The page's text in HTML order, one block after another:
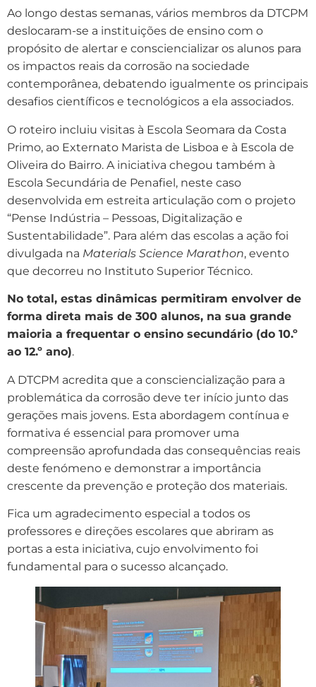
Ao longo destas semanas, vários membros da DTCPM
deslocaram-se a instituições de ensino com o
propósito de alertar e consciencializar os alunos para
os impactos reais da corrosão na sociedade
contemporânea, debatendo igualmente os principais
desafios científicos e tecnológicos a ela associados.
O roteiro incluiu visitas à Escola Seomara da Costa
Primo, ao Externato Marista de Lisboa e à Escola de
Oliveira do Bairro. A iniciativa chegou também à
Escola Secundária de Penafiel, neste caso
desenvolvida em estreita articulação com o projeto
“Pense Indústria – Pessoas, Digitalização e
Sustentabilidade”. Para além das escolas a ação foi
divulgada na Materials Science Marathon, evento
que decorreu no Instituto Superior Técnico.
No total, estas dinâmicas permitiram envolver de
forma direta mais de 300 alunos, na sua grande
maioria a frequentar o ensino secundário (do 10.º
ao 12.º ano).
A DTCPM acredita que a consciencialização para a
problemática da corrosão deve ter início junto das
gerações mais jovens. Esta abordagem contínua e
formativa é essencial para promover uma
compreensão aprofundada das consequências reais
deste fenómeno e demonstrar a importância
crescente da prevenção e proteção dos materiais.
Fica um agradecimento especial a todos os
professores e direções escolares que abriram as
portas a esta iniciativa, cujo envolvimento foi
fundamental para o sucesso alcançado.